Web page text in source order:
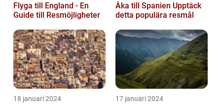
Flyga till England - En
Guide till Resmöjligheter
Åka till Spanien Upptäck
detta populära resmål
18 januari 2024 17 januari 2024